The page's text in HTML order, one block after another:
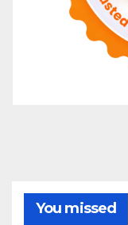
You missed